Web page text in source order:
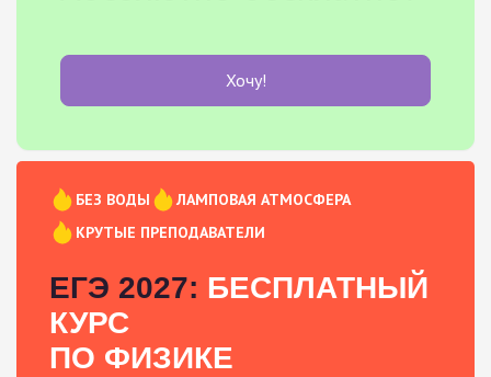
Хочу!
БЕЗ ВОДЫ
ЛАМПОВАЯ АТМОСФЕРА
КРУТЫЕ ПРЕПОДАВАТЕЛИ
ЕГЭ 2027: БЕСПЛАТНЫЙ
КУРС
ПО ФИЗИКЕ